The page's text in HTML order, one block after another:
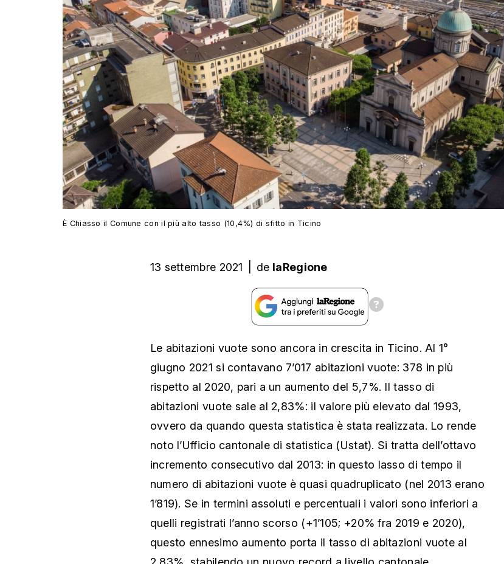
È Chiasso il Comune con il più alto tasso (10,4%) di sfitto in Ticino
13 settembre 2021 de laRegione
Le abitazioni vuote sono ancora in crescita in Ticino. Al 1°
giugno 2021 si contavano 7’017 abitazioni vuote: 378 in più
rispetto al 2020, pari a un aumento del 5,7%. Il tasso di
abitazioni vuote sale al 2,83%: il valore più elevato dal 1993,
ovvero da quando questa statistica è stata realizzata. Lo rende
noto l’Ufficio cantonale di statistica (Ustat). Si tratta dell’ottavo
incremento consecutivo dal 2013: in questo lasso di tempo il
numero di abitazioni vuote è quasi quadruplicato (nel 2013 erano
1’819). Se in termini assoluti e percentuali i valori sono inferiori a
quelli registrati l’anno scorso (+1’105; +20% fra 2019 e 2020),
questo ennesimo aumento porta il tasso di abitazioni vuote al